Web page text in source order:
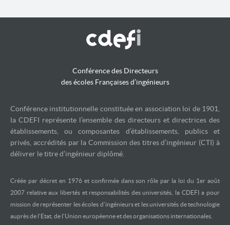
Conférence des Directeurs
des écoles Françaises d’ingénieurs
Conférence institutionnelle constituée en association loi de 1901,
la CDEFI représente l’ensemble des directeurs et directrices des
établissements, ou composantes d’établissements, publics et
privés, accrédités par la Commission des titres d’ingénieur (CTI) à
délivrer le titre d’ingénieur diplômé.
Créée par décret en 1976 et confirmée dans son rôle par la loi du 1er août
2007 relative aux libertés et responsabilités des universités, la CDEFI a pour
mission de représenter les écoles d’ingénieurs et les universités de technologie
auprès de l’Etat, de l’Union européenne et des organisations internationales.